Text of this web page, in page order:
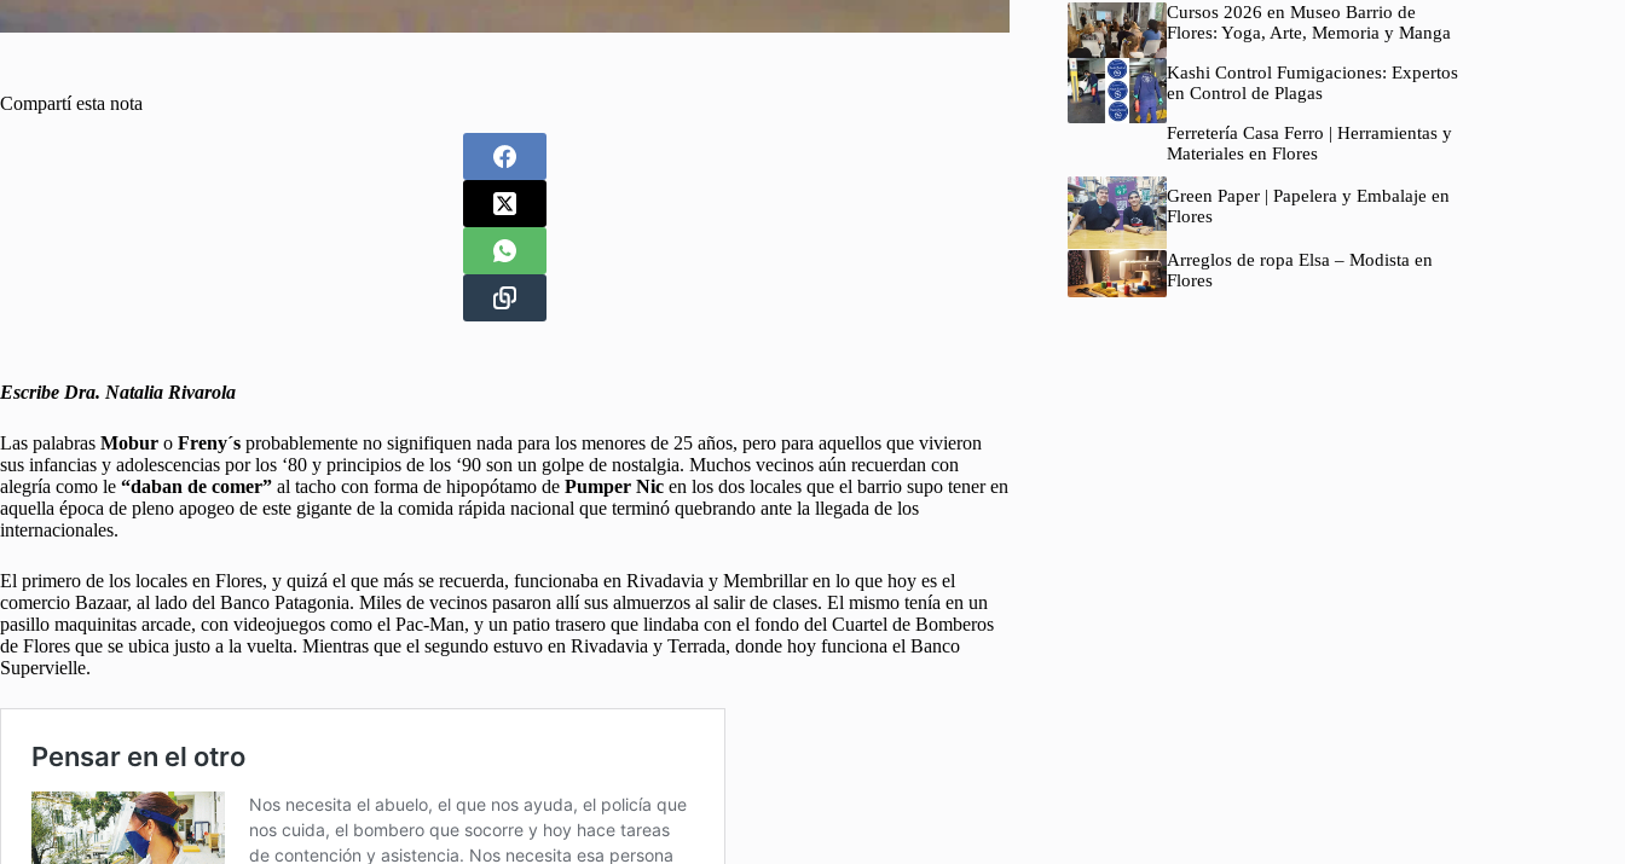
Compartí esta nota
Escribe Dra. Natalia Rivarola
Las palabras Mobur o Freny´s probablemente no signifiquen nada para los menores de 25 años, pero para aquellos que vivieron
sus infancias y adolescencias por los ‘80 y principios de los ‘90 son un golpe de nostalgia. Muchos vecinos aún recuerdan con
alegría como le “daban de comer” al tacho con forma de hipopótamo de Pumper Nic en los dos locales que el barrio supo tener en
aquella época de pleno apogeo de este gigante de la comida rápida nacional que terminó quebrando ante la llegada de los
internacionales.
El primero de los locales en Flores, y quizá el que más se recuerda, funcionaba en Rivadavia y Membrillar en lo que hoy es el
comercio Bazaar, al lado del Banco Patagonia. Miles de vecinos pasaron allí sus almuerzos al salir de clases. El mismo tenía en un
pasillo maquinitas arcade, con videojuegos como el Pac-Man, y un patio trasero que lindaba con el fondo del Cuartel de Bomberos
de Flores que se ubica justo a la vuelta. Mientras que el segundo estuvo en Rivadavia y Terrada, donde hoy funciona el Banco
Supervielle.
Cursos 2026 en Museo Barrio de
Flores: Yoga, Arte, Memoria y Manga
Kashi Control Fumigaciones: Expertos
en Control de Plagas
Ferretería Casa Ferro | Herramientas y
Materiales en Flores
Green Paper | Papelera y Embalaje en
Flores
Arreglos de ropa Elsa – Modista en
Flores